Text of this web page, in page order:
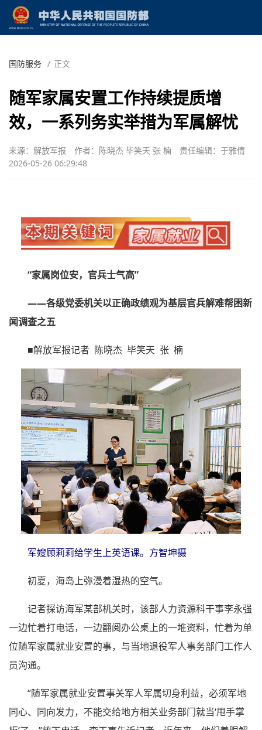
国防服务 / 正文
随军家属安置工作持续提质增
效，一系列务实举措为军属解忧
来源：解放军报 作者：陈晓杰 毕笑天 张 楠
责任编辑：于雅倩
2026-05-26 06:29:48
“家属岗位安，官兵士气高”
——各级党委机关以正确政绩观为基层官兵解难帮困新
闻调查之五
■解放军报记者 陈晓杰 毕笑天 张 楠
军嫂顾莉莉给学生上英语课。方智坤摄
初夏，海岛上弥漫着湿热的空气。
记者探访海军某部机关时，该部人力资源科干事李永强
一边忙着打电话，一边翻阅办公桌上的一堆资料，忙着为单
位随军家属就业安置的事，与当地退役军人事务部门工作人
员沟通。
“随军家属就业安置事关军人军属切身利益，必须军地
同心、同向发力，不能交给地方相关业务部门就当‘甩手掌